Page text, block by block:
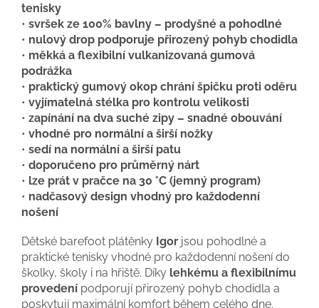
tenisky
• svršek ze 100% bavlny – prodyšné a pohodlné
• nulový drop podporuje přirozený pohyb chodidla
• měkká a flexibilní vulkanizovaná gumová
podrážka
• praktický gumový okop chrání špičku proti oděru
• vyjímatelná stélka pro kontrolu velikosti
• zapínání na dva suché zipy – snadné obouvání
• vhodné pro normální a širší nožky
• sedí na normální a širší patu
• doporučeno pro průměrný nárt
• lze prát v pračce na 30 °C (jemný program)
• nadčasový design vhodný pro každodenní
nošení
Dětské barefoot plátěnky Igor jsou pohodlné a
praktické tenisky vhodné pro každodenní nošení do
školky, školy i na hřiště. Díky lehkému a flexibilnímu
provedení podporují přirozený pohyb chodidla a
poskytují maximální komfort během celého dne.